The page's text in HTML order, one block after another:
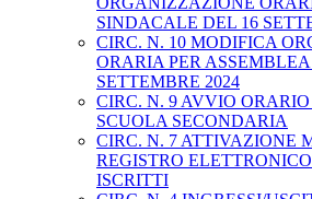
SINDACALE DEL 16
CIRC. N. 10 MODIFICA
ORARIA PER
SETTEMBRE 2024
CIRC. N. 9 AVVIO
SCUOLA SECONDARIA
CIRC. N. 7 ATTIVAZIONE
REGISTRO
ISCRITTI